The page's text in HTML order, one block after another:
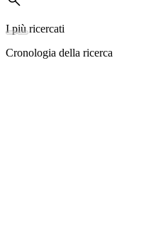
I più ricercati
Cronologia della ricerca